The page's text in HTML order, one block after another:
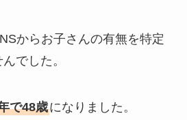
からお子さんの有無を特定
でした。
で48歳になりました。